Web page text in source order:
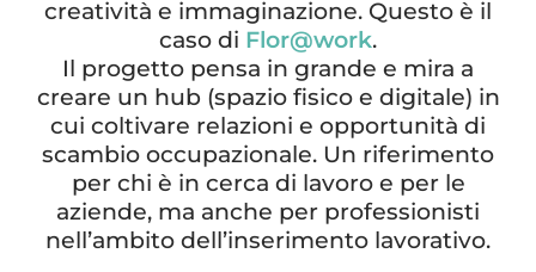
creatività e immaginazione. Questo è il
caso di Flor@work.
Il progetto pensa in grande e mira a
creare un hub (spazio fisico e digitale) in
cui coltivare relazioni e opportunità di
scambio occupazionale. Un riferimento
per chi è in cerca di lavoro e per le
aziende, ma anche per professionisti
nell’ambito dell’inserimento lavorativo.